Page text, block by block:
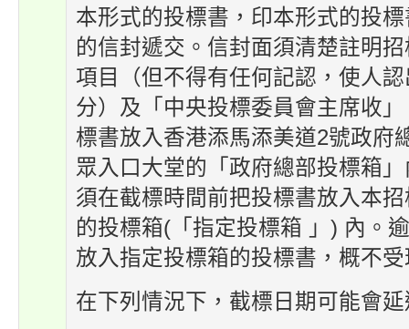
本形式的投標書，印本形式的投
的信封遞交。信封面須清楚註明
項目（但不得有任何記認，使人
分）及「中央投標委員會主席收
標書放入香港添馬添美道2號政府
眾入口大堂的「政府總部投標箱
須在截標時間前把投標書放入本
的投標箱(「指定投標箱 」) 內。
放入指定投標箱的投標書，概不
在下列情況下，截標日期可能會